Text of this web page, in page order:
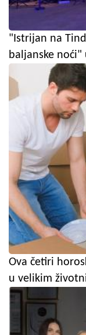
"Istrijan na
baljanske noći"
Ova četiri
u velikim